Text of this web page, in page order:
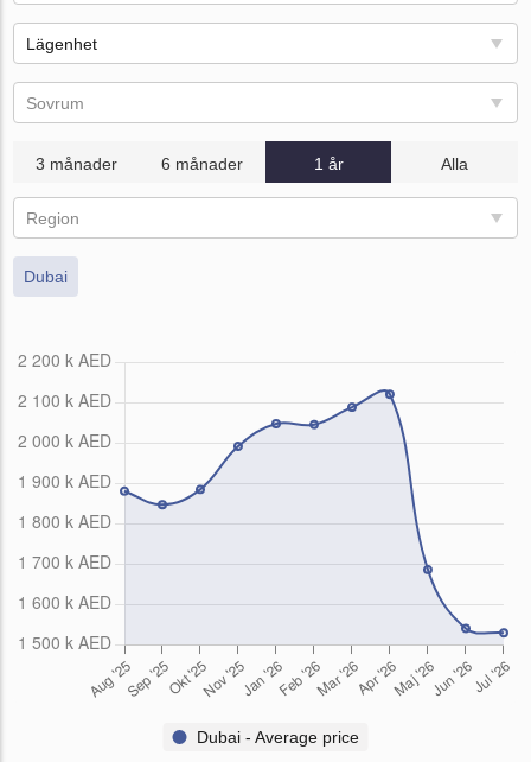
Lägenhet
Sovrum
3 månader 6 månader 1 år Alla
Region
Dubai
Dubai - Average price